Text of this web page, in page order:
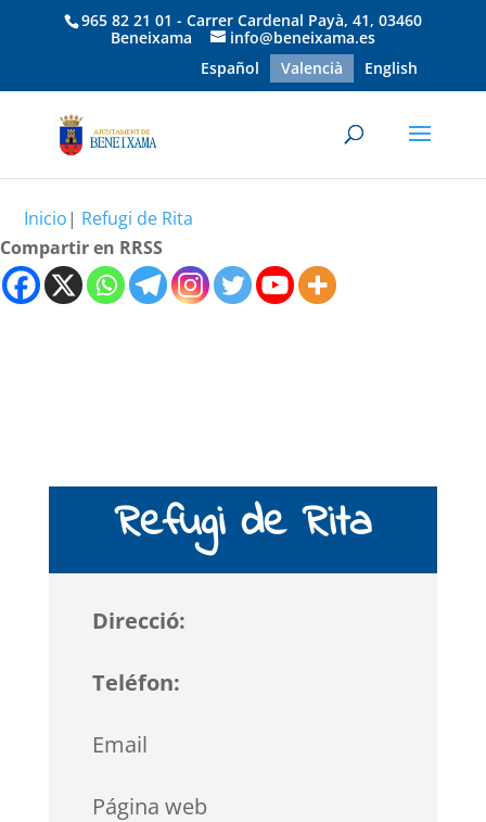
965 82 21 01 - Carrer Cardenal Payà, 41, 03460
Beneixama
info@beneixama.es
Español
Valencià English
Inicio| Refugi de Rita
Compartir en RRSS
Refugi de Rita
Direcció:
Teléfon:
Email
Página web